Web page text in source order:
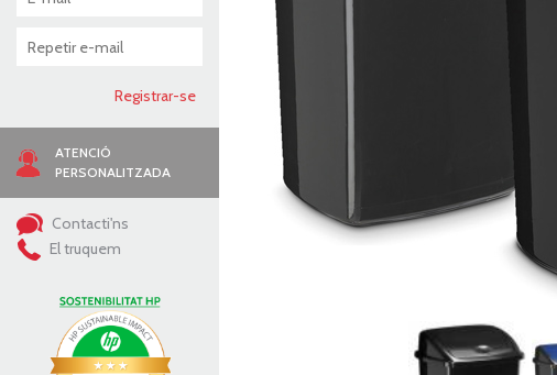
ATENCIÓ
PERSONALITZADA
Contacti'ns
El truquem